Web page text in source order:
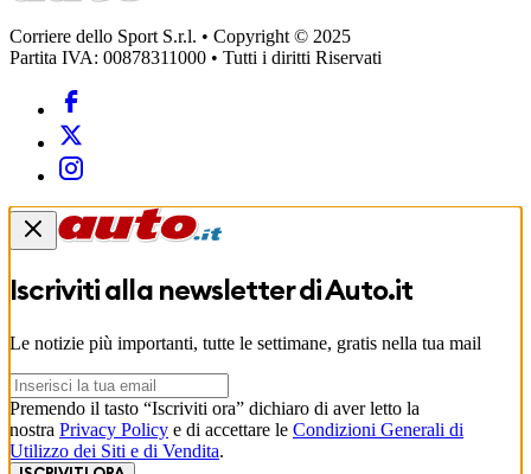
Corriere dello Sport S.r.l. • Copyright © 2025
Partita IVA: 00878311000 • Tutti i diritti Riservati
Iscriviti alla newsletter diAuto.it
Le notizie più importanti, tutte le settimane, gratis nella tua mail
Premendo il tasto “Iscriviti ora” dichiaro di aver letto la
nostra Privacy Policy e di accettare le Condizioni Generali di
Utilizzo dei Siti e di Vendita.